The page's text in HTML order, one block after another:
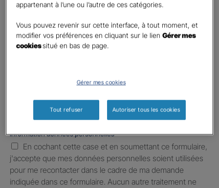
Téléphone*
United
States
+1
E-mail*
Informations complémentaires (facultatif)
Information données personnelles*
En cochant cette case et en soumettant ce formulaire,
j'accepte que mes données personnelles soient utilisées
pour me recontacter dans le cadre de ma demande
indiquée dans ce formulaire. Aucun autre traitement ne
appartenant à l’une ou l’autre de ces catégories.
Vous pouvez revenir sur cette interface, à tout moment, et
modifier vos préférences en cliquant sur le lienGérer mes
cookiessitué en bas de page.
Gérer mes cookies
Tout refuser Autoriser tous les cookies